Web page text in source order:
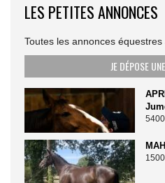
LES PETITES ANNONCES
Toutes les annonces
JE DÉPOSE